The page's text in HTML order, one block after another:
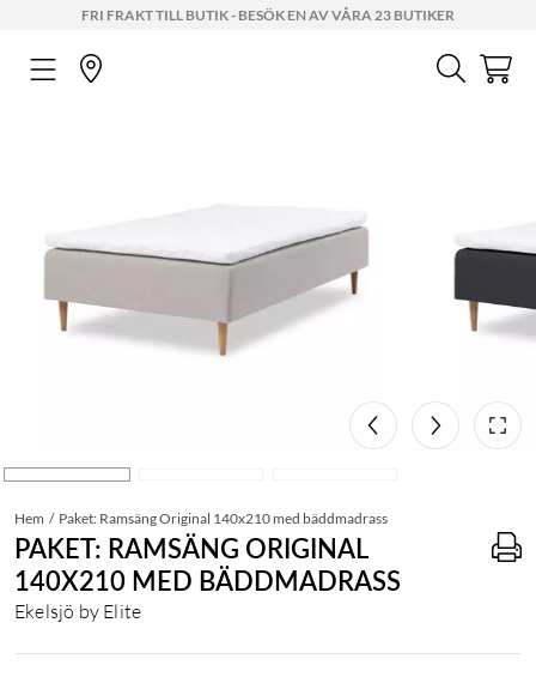
FRI FRAKT TILL BUTIK - BESÖK EN AV VÅRA 23 BUTIKER
Hem Paket: Ramsäng Original 140x210 med bäddmadrass
PAKET: RAMSÄNG ORIGINAL
140X210 MED BÄDDMADRASS
Ekelsjö by Elite